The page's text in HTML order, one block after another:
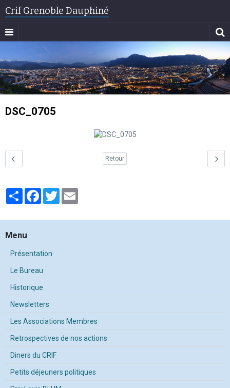
Crif Grenoble Dauphiné
DSC_0705
Retour
PartagerFacebook
Twitter
Menu
Présentation
Le Bureau
Historique
Newsletters
Les Associations Membres
Retrospectives de nos actions
Diners du CRIF
Petits déjeuners politiques